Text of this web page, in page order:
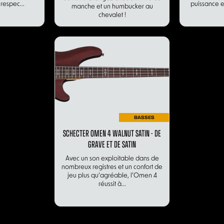
manche et un humbucker au
chevalet !
puissance
BASSES
SCHECTER OMEN 4 WALNUT SATIN - DE
GRAVE ET DE SATIN
Avec un son exploitable dans de
nombreux registres et un confort de
jeu plus qu’agréable, l’Omen 4
réussit à...